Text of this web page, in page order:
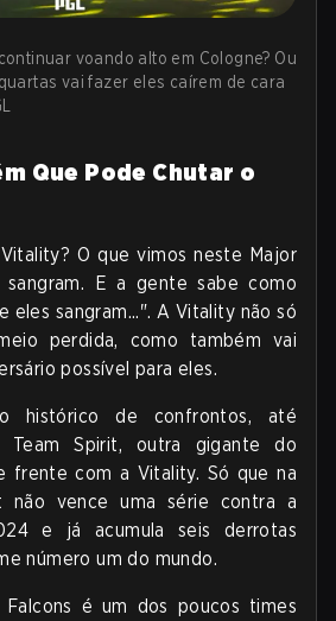
voando alto em Cologne? Ou
vai fazer eles caírem de cara
Que Pode Chutar o
O que vimos neste Major
E a gente sabe como
eles sangram...". A Vitality não só
perdida, como também vai
possível para eles.
histórico de confrontos, até
Team Spirit, outra gigante do
frente com a Vitality. Só que na
não vence uma série contra a
e já acumula seis derrotas
número um do mundo.
é um dos poucos times